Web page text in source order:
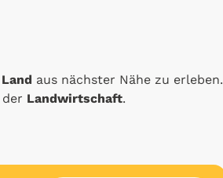
aus nächster Nähe zu erleben.
Landwirtschaft.